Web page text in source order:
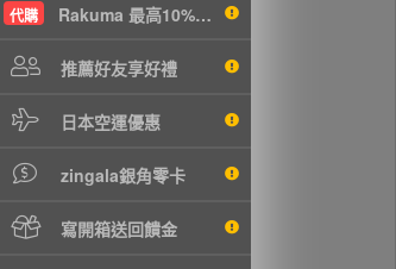
代購 Rakuma 最高10%現折
推薦好友享好禮
日本空運優惠
zingala銀角零卡
寫開箱送回饋金
承くださいませ。